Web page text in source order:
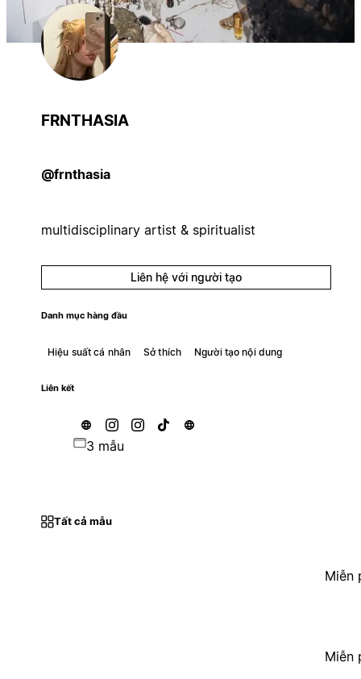
FRNTHASIA
@frnthasia
multidisciplinary artist & spiritualist
Liên hệ với người tạo
Danh mục hàng đầu
Hiệu suất cá nhân Sở thích Người tạo nội dung
Liên kết
3 mẫu
Tất cả mẫu
Miễn
Miễn